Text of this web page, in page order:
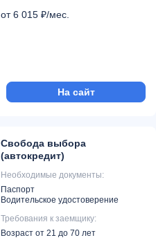
от 6 015 ₽/мес.
На сайт
Свобода выбора
(автокредит)
Необходимые документы:
Паспорт
Водительское удостоверение
Требования к заемщику:
Возраст от 21 до 70 лет